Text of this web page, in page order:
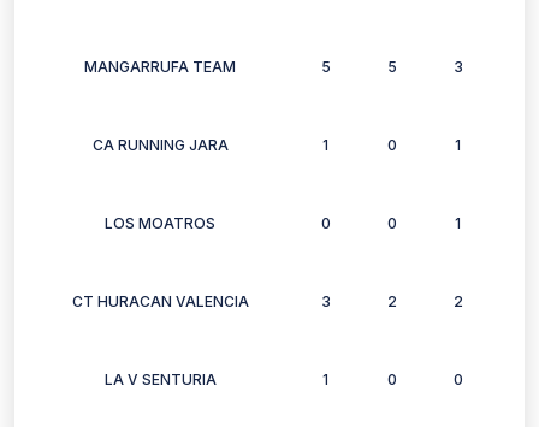
MANGARRUFA TEAM 5 5 3
CA RUNNING JARA 1 0 1
LOS MOATROS 0 0 1
CT HURACAN VALENCIA 3 2 2
LA V SENTURIA 1 0 0